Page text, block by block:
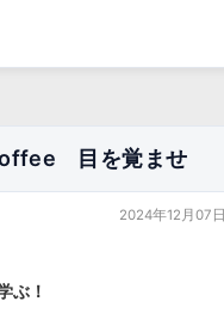
目を覚ませ
2024年12月07日
ぶ！